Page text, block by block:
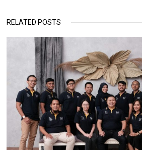
RELATED POSTS